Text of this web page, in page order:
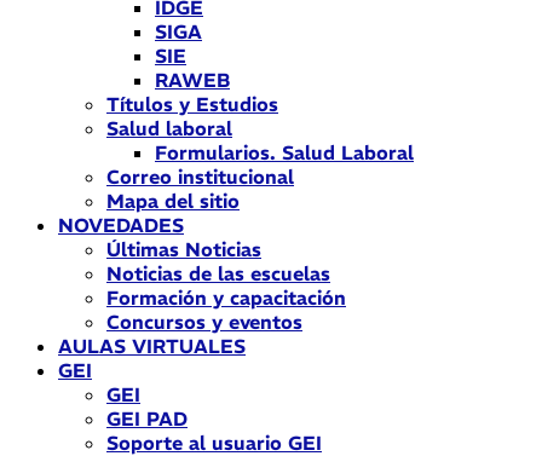
IDGE
SIGA
SIE
RAWEB
Títulos y Estudios
Salud laboral
Formularios. Salud Laboral
Correo institucional
Mapa del sitio
NOVEDADES
Últimas Noticias
Noticias de las escuelas
Formación y capacitación
Concursos y eventos
AULAS VIRTUALES
GEI
GEI
GEI PAD
Soporte al usuario GEI